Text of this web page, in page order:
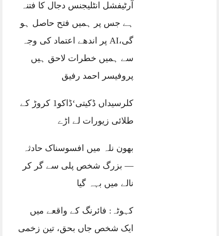
آرٹیفشل انٹلیجنس دجال کا فتنہ
ہے جس پر ہمیں فتح حاصل ہو
گی،AI پر اندھے اعتماد کی وجہ
سے ہمیں خطرات لاحق ہیں
پروفیسر احمد رفیق
کلرسیداں ڈکیتی‘ڈاکو1 کروڑ کے
طلائی زیورات لے اڑے
بھون نلہ میں افسوسناک حادثہ
— بزرگ شخص پلی سے گر کر
نالے میں بہہ گیا
کہوٹہ: فائرنگ کے واقعے میں
ایک شخص جاں بحق، تین زخمی